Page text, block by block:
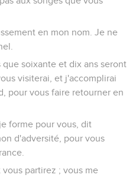
en mon nom. Je ne
que soixante et dix ans seront
visiterai, et j'accomplirai
pour vous faire retourner en
forme pour vous, dit
d'adversité, pour vous
partirez ; vous me